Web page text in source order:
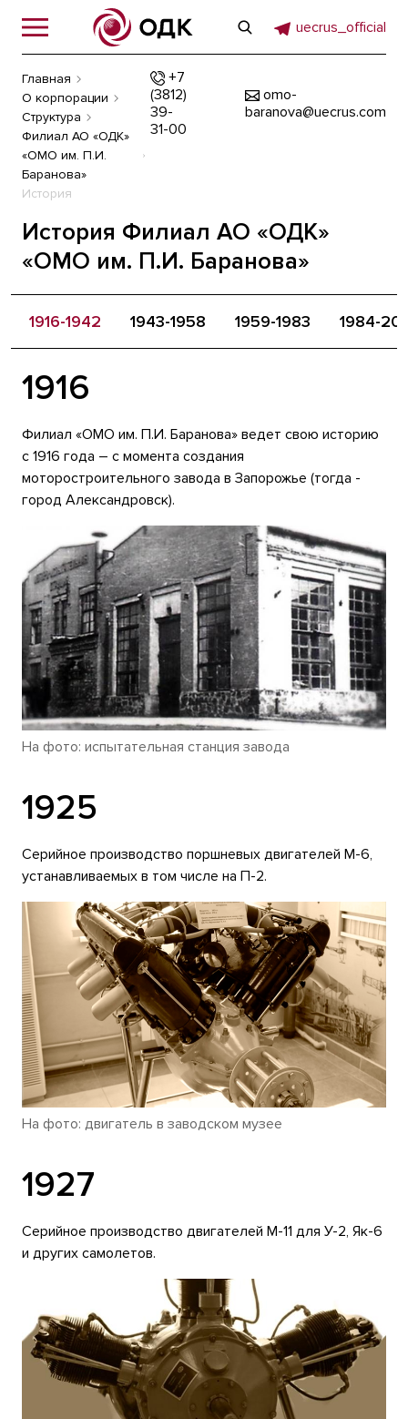
uecrus_official
Главная
О корпорации
Структура
Филиал АО «ОДК»
«ОМО им. П.И.
Баранова»
История
+7
(3812)
39-
31-00
omo-
baranova@uecrus.com
История Филиал АО «ОДК»
«ОМО им. П.И. Баранова»
1916-1942 1943-1958 1959-1983 1984-
1916
Филиал «ОМО им. П.И. Баранова» ведет свою историю
с 1916 года – с момента создания
моторостроительного завода в Запорожье (тогда -
город Александровск).
На фото: испытательная станция завода
1925
Серийное производство поршневых двигателей М-6,
устанавливаемых в том числе на П-2.
На фото: двигатель в заводском музее
1927
Серийное производство двигателей М-11 для У-2, Як-6
и других самолетов.